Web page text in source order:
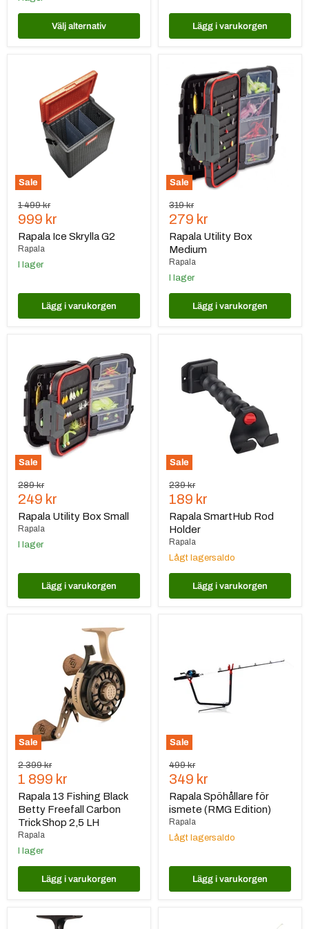
Välj alternativ Lägg i varukorgen
Sale
Ursprungspris
1 499 kr
Nuvarande
pris
999 kr
Rapala Ice Skrylla G2
Rapala
I lager
Lägg i varukorgen
Sale
Utility
Box
Medium
Ursprungspris
319 kr
Nuvarande
pris
279 kr
Rapala Utility Box
Medium
Rapala
I lager
Lägg i varukorgen
Sale
Box
Small
Ursprungspris
289 kr
Nuvarande
pris
249 kr
Rapala Utility Box Small
Rapala
I lager
Lägg i varukorgen
Sale
SmartHub
Rod
Holder
Ursprungspris
239 kr
Nuvarande
pris
189 kr
Rapala SmartHub Rod
Holder
Rapala
Lågt lagersaldo
Lägg i varukorgen
Sale
LH
Ursprungspris
2 399 kr
Nuvarande
pris
1 899 kr
Rapala 13 Fishing Black
Betty Freefall Carbon
Trick Shop 2,5 LH
Rapala
I lager
Lägg i varukorgen
Sale
(RMG
Edition)
Ursprungspris
499 kr
Nuvarande
pris
349 kr
Rapala Spöhållare för
ismete (RMG Edition)
Rapala
Lågt lagersaldo
Lägg i varukorgen
Rapala